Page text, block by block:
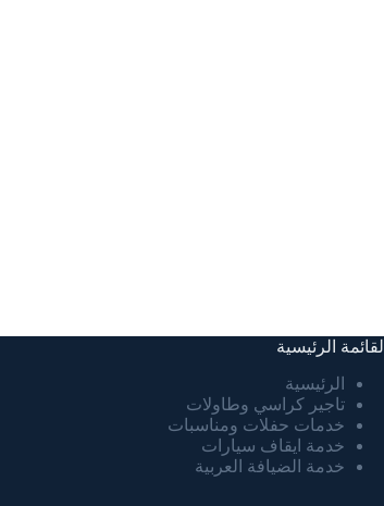
القائمة الرئيسية
الرئيسية
تاجير كراسي وطاولات
خدمات حفلات ومناسبات
خدمة ايقاف سيارات
خدمة الضيافة العربية